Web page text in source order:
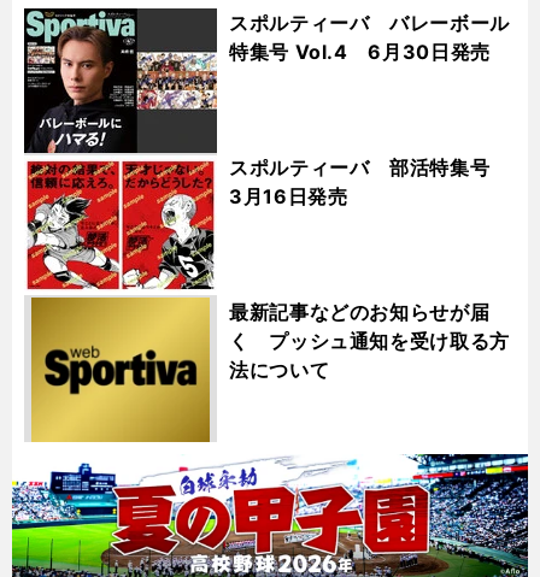
スポルティーバ バレーボール
特集号 Vol.4 6月30日発売
スポルティーバ 部活特集号
3月16日発売
最新記事などのお知らせが届
く プッシュ通知を受け取る方
法について